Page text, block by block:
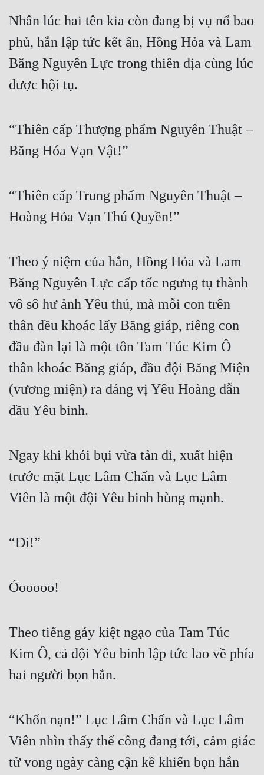
Nhân lúc hai tên kia còn đang bị vụ nổ bao
phủ, hắn lập tức kết ấn, Hồng Hỏa và Lam
Băng Nguyên Lực trong thiên địa cùng lúc
được hội tụ.
“Thiên cấp Thượng phẩm Nguyên Thuật –
Băng Hóa Vạn Vật!”
“Thiên cấp Trung phẩm Nguyên Thuật –
Hoàng Hỏa Vạn Thú Quyền!”
Theo ý niệm của hắn, Hồng Hỏa và Lam
Băng Nguyên Lực cấp tốc ngưng tụ thành
vô sô hư ảnh Yêu thú, mà mỗi con trên
thân đều khoác lấy Băng giáp, riêng con
đầu đàn lại là một tôn Tam Túc Kim Ô
thân khoác Băng giáp, đầu đội Băng Miện
(vương miện) ra dáng vị Yêu Hoàng dẫn
đầu Yêu binh.
Ngay khi khói bụi vừa tản đi, xuất hiện
trước mặt Lục Lâm Chấn và Lục Lâm
Viên là một đội Yêu binh hùng mạnh.
“Đi!”
Óooooo!
Theo tiếng gáy kiệt ngạo của Tam Túc
Kim Ô, cả đội Yêu binh lập tức lao về phía
hai người bọn hắn.
“Khốn nạn!” Lục Lâm Chấn và Lục Lâm
Viên nhìn thấy thế công đang tới, cảm giác
tử vong ngày càng cận kề khiến bọn hắn